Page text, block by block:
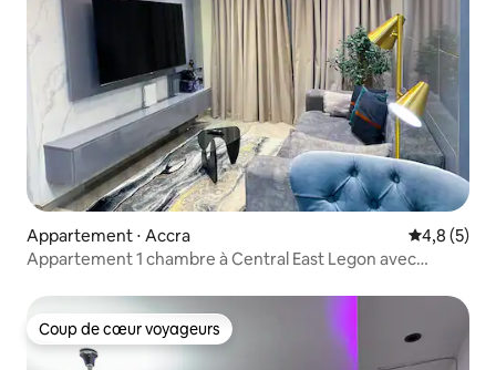
Appartement ⋅ Accra Évaluation
4,8 (5)
Appartement 1 chambre à Central East Legon avec
Coup de cœur voyageurs
Coup de cœur voyageurs